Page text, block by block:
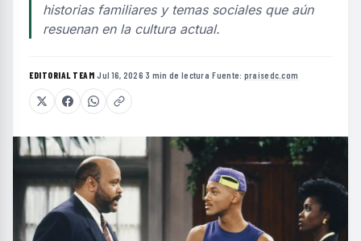
historias familiares y temas sociales que aún
resuenan en la cultura actual.
EDITORIAL TEAM·Jul 16, 2026·3 min de lectura·Fuente: praisedc.com